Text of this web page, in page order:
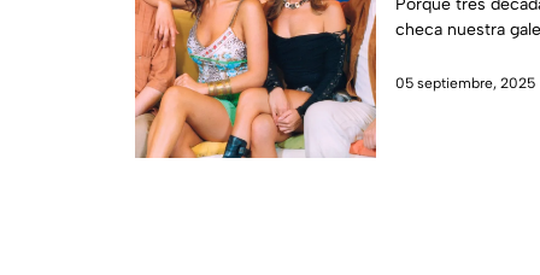
paso de la
Porque tres
checa nuestra
05 septiembre, 2025